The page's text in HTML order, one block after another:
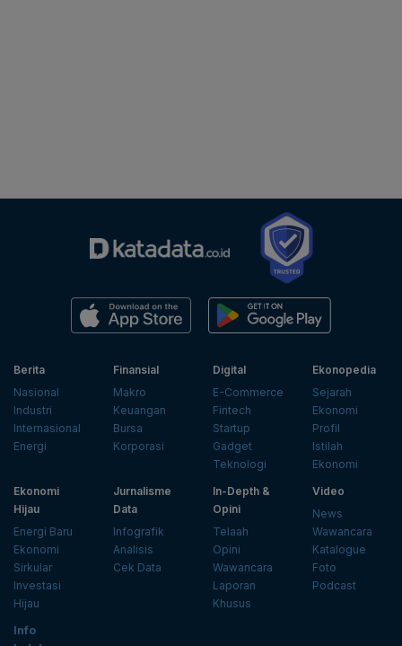
Berita
Nasional
Industri
Internasional
Energi
Finansial
Makro
Keuangan
Bursa
Korporasi
Digital
E-Commerce
Fintech
Startup
Gadget
Teknologi
Ekonopedia
Sejarah
Ekonomi
Profil
Istilah
Ekonomi
Ekonomi
Hijau
Energi Baru
Ekonomi
Sirkular
Investasi
Hijau
Jurnalisme
Data
Infografik
Analisis
Cek Data
In-Depth &
Opini
Telaah
Opini
Wawancara
Laporan
Khusus
Video
News
Wawancara
Katalogue
Foto
Podcast
Info